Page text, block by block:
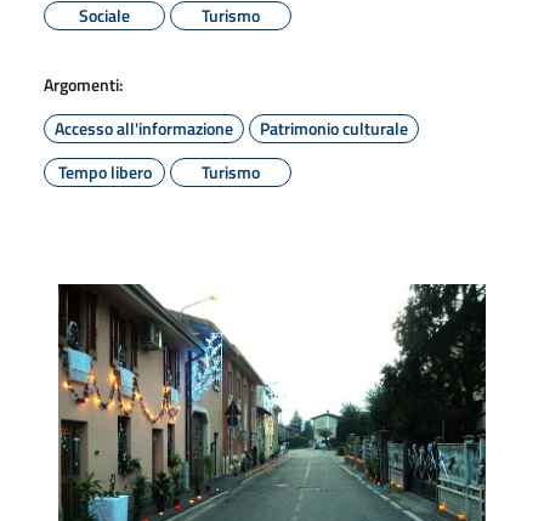
Sociale
Turismo
Argomenti:
Accesso all'informazione
Patrimonio culturale
Tempo libero
Turismo